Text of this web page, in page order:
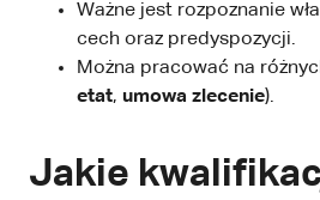
Ważne jest rozpoznanie
cech oraz predyspozycji.
Można pracować na
etat, umowa zlecenie).
Jakie